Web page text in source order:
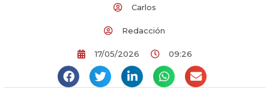
Carlos
Redacción
17/05/2026 09:26